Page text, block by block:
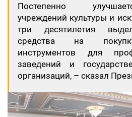
Постепенно
учреждений культуры и
три десятилетия
средства на
инструментов для
заведений и
организаций, – сказал